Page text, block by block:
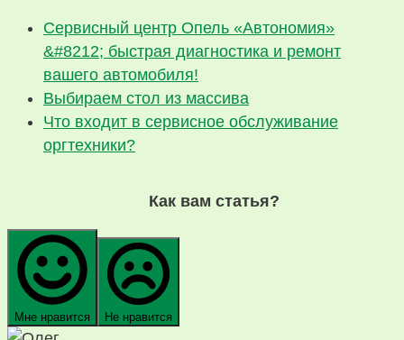
Сервисный центр Опель «Автономия»
&#8212; быстрая диагностика и ремонт
вашего автомобиля!
Выбираем стол из массива
Что входит в сервисное обслуживание
оргтехники?
Как вам статья?
Мне нравится Не нравится